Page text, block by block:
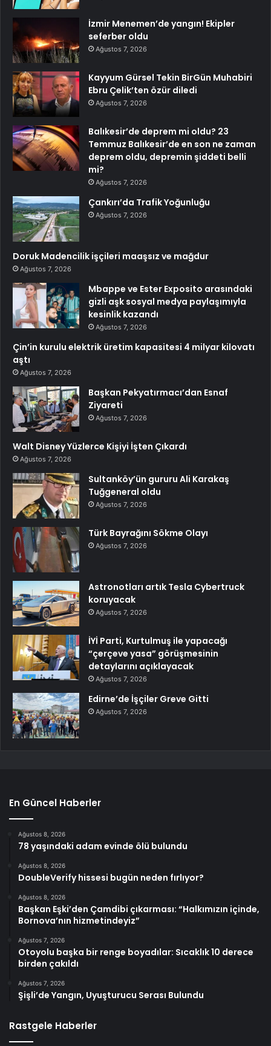
İzmir Menemen’de yangın! Ekipler
seferber oldu
Ağustos 7, 2026
Kayyum Gürsel Tekin BirGün Muhabiri
Ebru Çelik’ten özür diledi
Ağustos 7, 2026
Balıkesir’de deprem mi oldu? 23
Temmuz Balıkesir’de en son ne zaman
deprem oldu, depremin şiddeti belli
mi?
Ağustos 7, 2026
Çankırı’da Trafik Yoğunluğu
Ağustos 7, 2026
Doruk Madencilik işçileri maaşsız ve mağdur
Ağustos 7, 2026
Mbappe ve Ester Exposito arasındaki
gizli aşk sosyal medya paylaşımıyla
kesinlik kazandı
Ağustos 7, 2026
Çin’in kurulu elektrik üretim kapasitesi 4 milyar kilovatı
aştı
Ağustos 7, 2026
Başkan Pekyatırmacı’dan Esnaf
Ziyareti
Ağustos 7, 2026
Walt Disney Yüzlerce Kişiyi İşten Çıkardı
Ağustos 7, 2026
Sultanköy’ün gururu Ali Karakaş
Tuğgeneral oldu
Ağustos 7, 2026
Türk Bayrağını Sökme Olayı
Ağustos 7, 2026
Astronotları artık Tesla Cybertruck
koruyacak
Ağustos 7, 2026
İYİ Parti, Kurtulmuş ile yapacağı
“çerçeve yasa” görüşmesinin
detaylarını açıklayacak
Ağustos 7, 2026
Edirne’de İşçiler Greve Gitti
Ağustos 7, 2026
En Güncel Haberler
Ağustos 8, 2026
78 yaşındaki adam evinde ölü bulundu
Ağustos 8, 2026
DoubleVerify hissesi bugün neden fırlıyor?
Ağustos 8, 2026
Başkan Eşki’den Çamdibi çıkarması: “Halkımızın içinde,
Bornova’nın hizmetindeyiz”
Ağustos 7, 2026
Otoyolu başka bir renge boyadılar: Sıcaklık 10 derece
birden çakıldı
Ağustos 7, 2026
Şişli’de Yangın, Uyuşturucu Serası Bulundu
Rastgele Haberler